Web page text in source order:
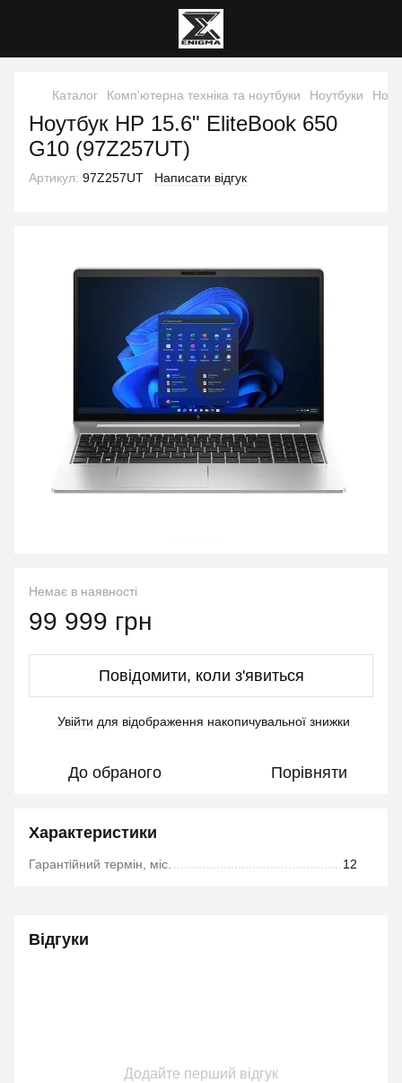
Каталог Комп'ютерна техніка та ноутбуки Ноутбуки
Ноутбук HP 15.6" EliteBook 650
G10 (97Z257UT)
Артикул: 97Z257UT Написати відгук
Немає в наявності
99 999 грн
Повідомити, коли з'явиться
Увійти для відображення накопичувальної знижки
До обраного Порівняти
Характеристики
Гарантійний термін, міс. 12
Відгуки
Додайте перший відгук